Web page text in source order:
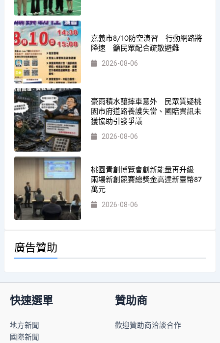
嘉義市8/10防空演習 行動網路將
降速 籲民眾配合疏散避難
2026-08-06
豪雨積水釀摔車意外 民眾質疑桃
園市府道路養護失當、國賠資訊未
獲協助引發爭議
2026-08-06
桃園青創博覽會創新能量再升級
兩場新創競賽總獎金高達新臺幣87
萬元
2026-08-06
廣告贊助
快速選單
地方新聞
國際新聞
贊助商
歡迎贊助商洽談合作